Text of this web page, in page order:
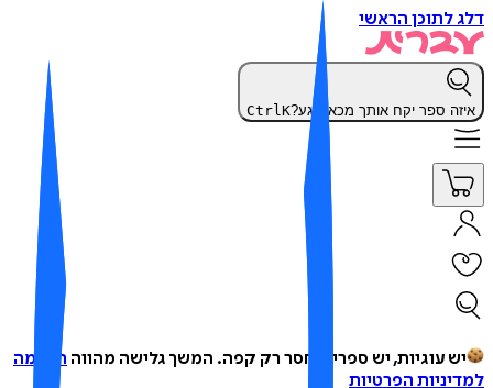
לתוכן הראשי
ספר יקח אותך מכאן רגע? CtrlK
יש עוגיות, יש ספרים, חסר רק קפה.המשך גלישה מהווההסכמה
הפרטיות